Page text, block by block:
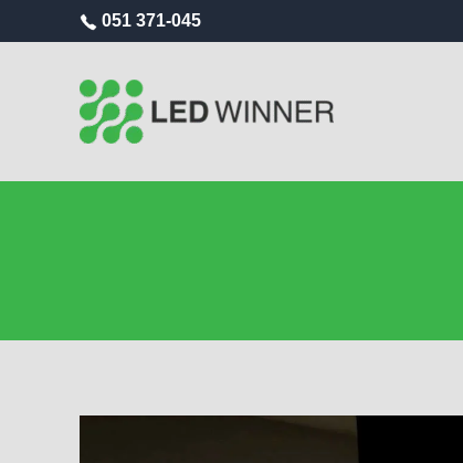
051 371-045